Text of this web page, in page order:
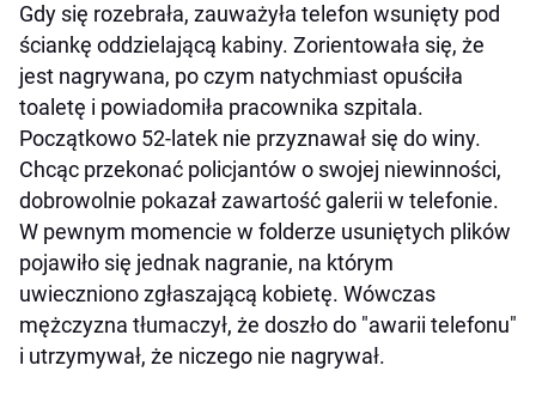
Gdy się rozebrała, zauważyła telefon wsunięty pod
ściankę oddzielającą kabiny. Zorientowała się, że
jest nagrywana, po czym natychmiast opuściła
toaletę i powiadomiła pracownika szpitala.
Początkowo 52-latek nie przyznawał się do winy.
Chcąc przekonać policjantów o swojej niewinności,
dobrowolnie pokazał zawartość galerii w telefonie.
W pewnym momencie w folderze usuniętych plików
pojawiło się jednak nagranie, na którym
uwieczniono zgłaszającą kobietę. Wówczas
mężczyzna tłumaczył, że doszło do "awarii telefonu"
i utrzymywał, że niczego nie nagrywał.